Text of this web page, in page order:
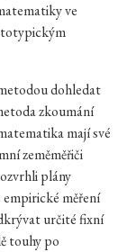
ve
dohledat
zkoumání
mají své
zeměměřiči
plány
měření
určité fixní
touhy po